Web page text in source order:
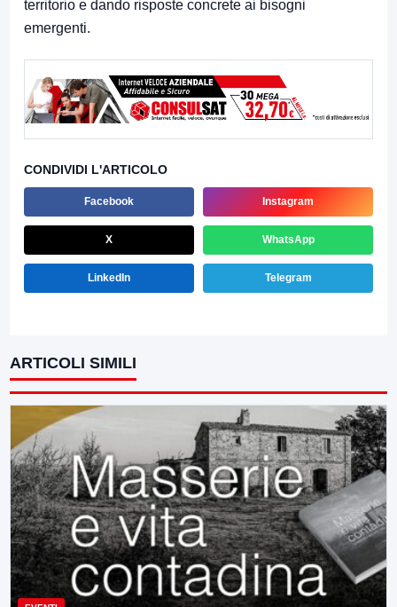
territorio e dando risposte concrete ai bisogni
emergenti.
CONDIVIDI L'ARTICOLO
Facebook Instagram
X WhatsApp
LinkedIn Telegram
ARTICOLI SIMILI